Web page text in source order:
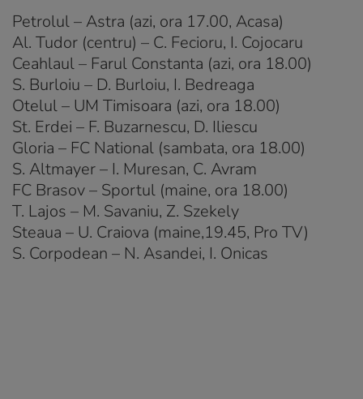
Petrolul – Astra (azi, ora 17.00, Acasa)
Al. Tudor (centru) – C. Fecioru, I. Cojocaru
Ceahlaul – Farul Constanta (azi, ora 18.00)
S. Burloiu – D. Burloiu, I. Bedreaga
Otelul – UM Timisoara (azi, ora 18.00)
St. Erdei – F. Buzarnescu, D. Iliescu
Gloria – FC National (sambata, ora 18.00)
S. Altmayer – I. Muresan, C. Avram
FC Brasov – Sportul (maine, ora 18.00)
T. Lajos – M. Savaniu, Z. Szekely
Steaua – U. Craiova (maine,19.45, Pro TV)
S. Corpodean – N. Asandei, I. Onicas